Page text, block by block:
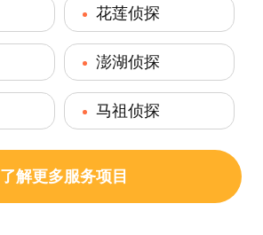
花莲侦探
澎湖侦探
马祖侦探
了解更多服务项目